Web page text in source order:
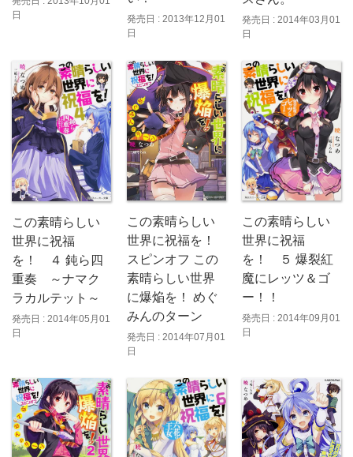
日
発売日 : 2013年12月01
日
発売日 : 2014年03月01
日
この素晴らしい
世界に祝福
を！ ４ 鈍ら四
重奏 ～ナマク
ラカルテット～
発売日 : 2014年05月01
日
この素晴らしい
世界に祝福を！
スピンオフ この
素晴らしい世界
に爆焔を！ めぐ
みんのターン
発売日 : 2014年07月01
日
この素晴らしい
世界に祝福
を！ ５ 爆裂紅
魔にレッツ＆ゴ
ー！！
発売日 : 2014年09月01
日